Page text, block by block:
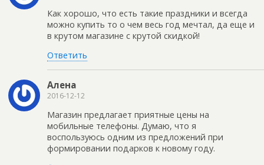
Как хорошо, что есть такие праздники и всегда
можно купить то о чем весь год мечтал, да еще и
в крутом магазине с крутой скидкой!
Ответить
Алена
2016-12-12
Магазин предлагает приятные цены на
мобильные телефоны. Думаю, что я
воспользуюсь одним из предложений при
формировании подарков к новому году.